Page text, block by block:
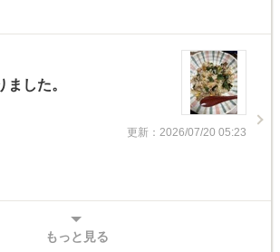
した。
更新：2026/07/20 05:23
もっと見る